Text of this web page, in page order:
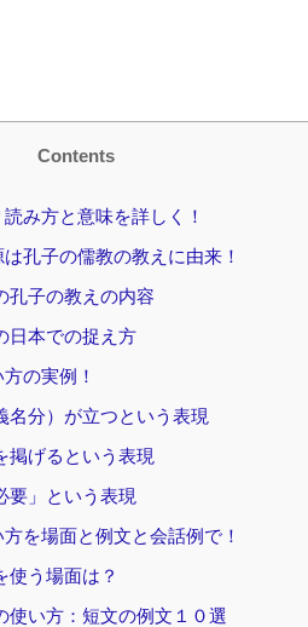
Contents
み方と意味を詳しく！
孔子の儒教の教えに由来！
孔子の教えの内容
日本での捉え方
の実例！
名分）が立つという表現
掲げるという表現
要」という表現
を場面と例文と会話例で！
使う場面は？
使い方：短文の例文１０選